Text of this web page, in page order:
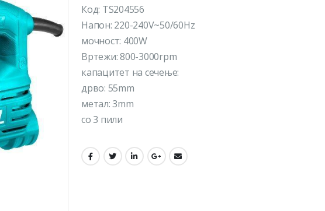
Код: TS204556
Напон: 220-240V~50/60Hz
мочност: 400W
Вртежи: 800-3000rpm
капацитет на сечење:
дрво: 55mm
метал: 3mm
со 3 пили